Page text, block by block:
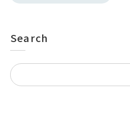
Search